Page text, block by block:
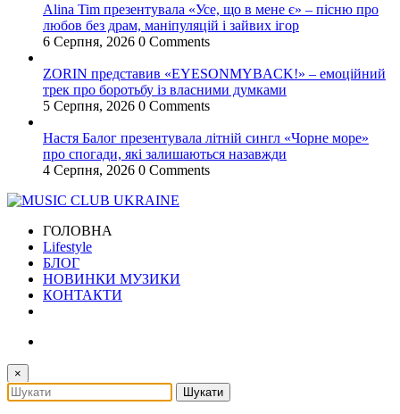
Alina Tim презентувала «Усе, що в мене є» – пісню про
любов без драм, маніпуляцій і зайвих ігор
6 Серпня, 2026 0 Comments
ZORIN представив «EYESONMYBACK!» – емоційний
трек про боротьбу із власними думками
5 Серпня, 2026 0 Comments
Настя Балог презентувала літній сингл «Чорне море»
про спогади, які залишаються назавжди
4 Серпня, 2026 0 Comments
ГОЛОВНА
Lifestyle
БЛОГ
НОВИНКИ МУЗИКИ
КОНТАКТИ
×